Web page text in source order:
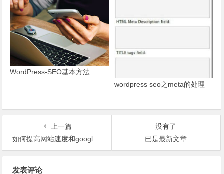
WordPress-SEO基本方法
wordpress seo之meta的处理
上一篇
如何提高网站速度和google搜索排名
没有了
已是最新文章
发表评论